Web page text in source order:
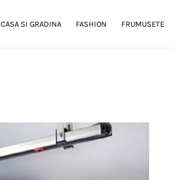
CASA SI GRADINA FASHION FRUMUSETE